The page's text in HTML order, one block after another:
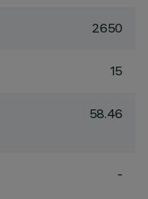
2650
15
58.46
-